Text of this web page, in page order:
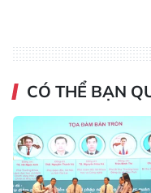
CÓ THỂ BẠN